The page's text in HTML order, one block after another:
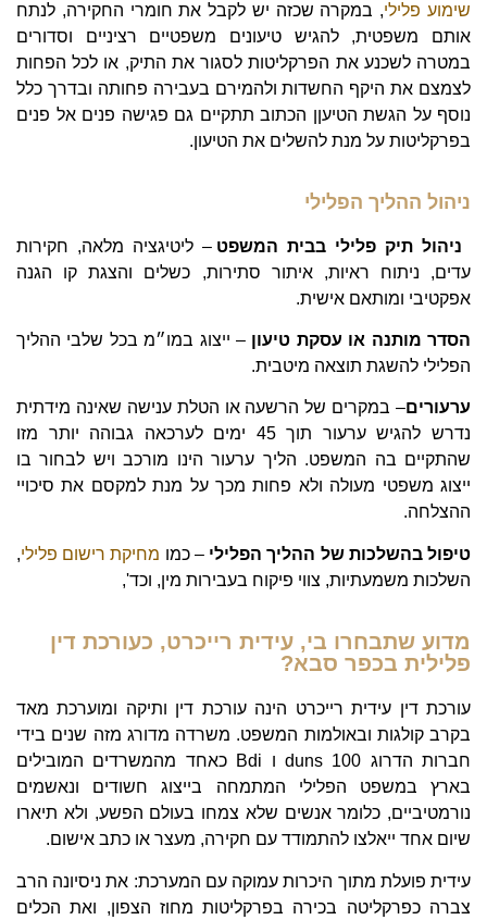
שימוע פלילי, במקרה שכזה יש לקבל את חומרי החקירה, לנתח
אותם משפטית, להגיש טיעונים משפטיים רציניים וסדורים
במטרה לשכנע את הפרקליטות לסגור את התיק, או לכל הפחות
לצמצם את היקף החשדות ולהמירם בעבירה פחותה ובדרך כלל
נוסף על הגשת הטיעןן הכתוב תתקיים גם פגישה פנים אל פנים
בפרקליטות על מנת להשלים את הטיעון.
ניהול ההליך הפלילי
ניהול תיק פלילי בבית המשפט – ליטיגציה מלאה, חקירות
עדים, ניתוח ראיות, איתור סתירות, כשלים והצגת קו הגנה
אפקטיבי ומותאם אישית.
הסדר מותנה או עסקת טיעון – ייצוג במו״מ בכל שלבי ההליך
הפלילי להשגת תוצאה מיטבית.
ערעורים– במקרים של הרשעה או הטלת ענישה שאינה מידתית
נדרש להגיש ערעור תוך 45 ימים לערכאה גבוהה יותר מזו
שהתקיים בה המשפט. הליך ערעור הינו מורכב ויש לבחור בו
ייצוג משפטי מעולה ולא פחות מכך על מנת למקסם את סיכויי
ההצלחה.
טיפול בהשלכות של ההליך הפלילי – כמו מחיקת רישום פלילי,
השלכות משמעתיות, צווי פיקוח בעבירות מין, וכד',
מדוע שתבחרו בי, עידית רייכרט, כעורכת דין
פלילית בכפר סבא?
עורכת דין עידית רייכרט הינה עורכת דין ותיקה ומוערכת מאד
בקרב קולגות ובאולמות המשפט. משרדה מדורג מזה שנים בידי
חברות הדרוג duns 100 ו Bdi כאחד מהמשרדים המובילים
בארץ במשפט הפלילי המתמחה בייצוג חשודים ונאשמים
נורמטיביים, כלומר אנשים שלא צמחו בעולם הפשע, ולא תיארו
שיום אחד ייאלצו להתמודד עם חקירה, מעצר או כתב אישום.
עידית פועלת מתוך היכרות עמוקה עם המערכת: את ניסיונה הרב
צברה כפרקליטה בכירה בפרקליטות מחוז הצפון, ואת הכלים